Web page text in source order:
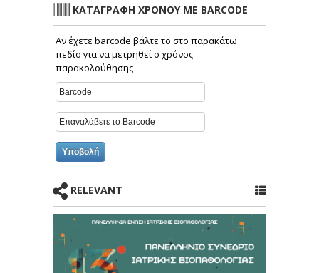
ΚΑΤΑΓΡΑΦΗ ΧΡΟΝΟΥ ΜΕ BARCODE
Αν έχετε barcode βάλτε το στο παρακάτω
πεδίο για να μετρηθεί ο χρόνος
παρακολούθησης
RELEVANT